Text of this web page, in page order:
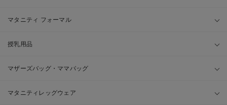
マタニティ フォーマル
授乳用品
マザーズバッグ・ママバッグ
マタニティレッグウェア